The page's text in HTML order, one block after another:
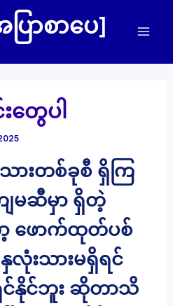
ြာစာပေ]
တွေပါ
ားတစ်ခုစီ ရှိကြ
ျမဆီမှာ ရှိတဲ့
ဖောက်ထုတ်ပစ်
းသားမရှိရင်
င်ဘူး ဆိုတာသိ